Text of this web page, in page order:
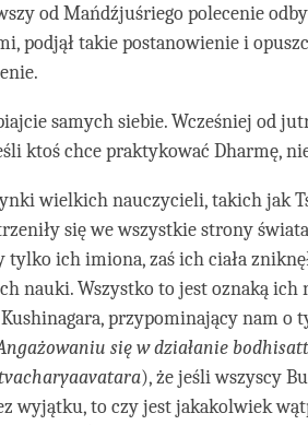
od Mańdźjuśriego polecenie
podjął takie postanowienie i
samych siebie. Wcześniej od
ktoś chce praktykować Dharmę,
wielkich nauczycieli, takich jak
się we wszystkie strony
tylko ich imiona, zaś ich ciała
nauki. Wszystko to jest oznaką ich
przypominający nam o
się w działanie
), że jeśli wszyscy
wyjątku, to czy jest jakakolwiek